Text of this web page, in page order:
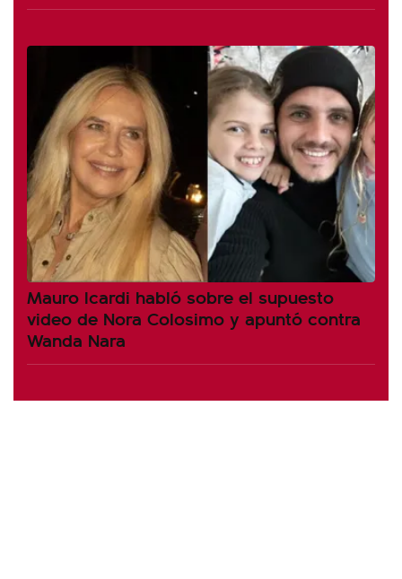
Mauro Icardi habló sobre el supuesto
video de Nora Colosimo y apuntó contra
Wanda Nara